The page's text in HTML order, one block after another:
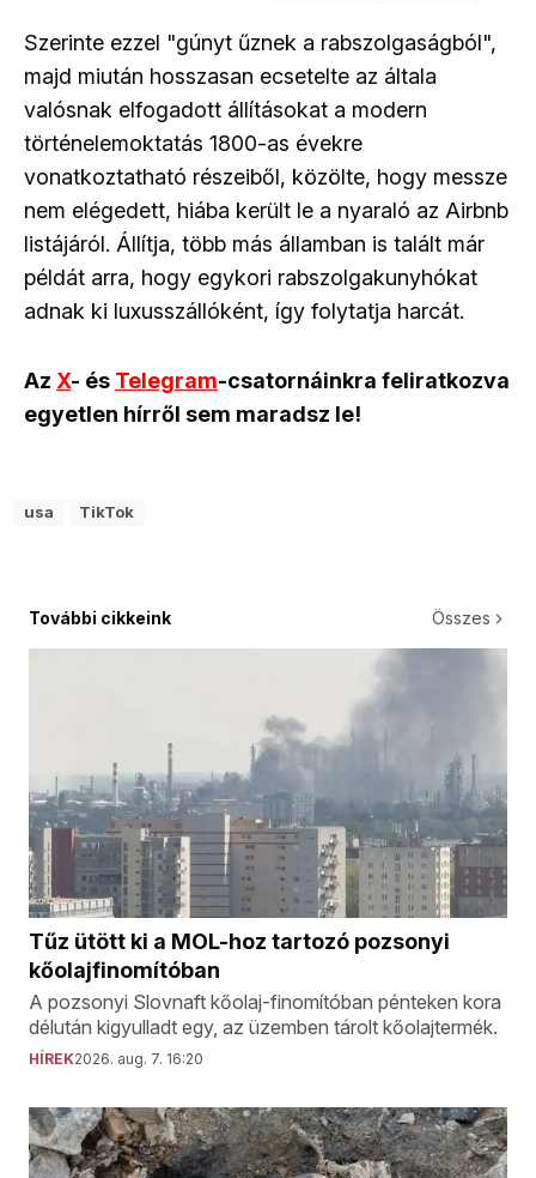
Szerinte ezzel "gúnyt űznek a rabszolgaságból",
majd miután hosszasan ecsetelte az általa
valósnak elfogadott állításokat a modern
történelemoktatás 1800-as évekre
vonatkoztatható részeiből, közölte, hogy messze
nem elégedett, hiába került le a nyaraló az Airbnb
listájáról. Állítja, több más államban is talált már
példát arra, hogy egykori rabszolgakunyhókat
adnak ki luxusszállóként, így folytatja harcát.
Az X- és Telegram-csatornáinkra feliratkozva
egyetlen hírről sem maradsz le!
usa TikTok
További cikkeink Összes
Tűz ütött ki a MOL-hoz tartozó pozsonyi
kőolajfinomítóban
A pozsonyi Slovnaft kőolaj-finomítóban pénteken kora
délután kigyulladt egy, az üzemben tárolt kőolajtermék.
HÍREK2026. aug. 7. 16:20